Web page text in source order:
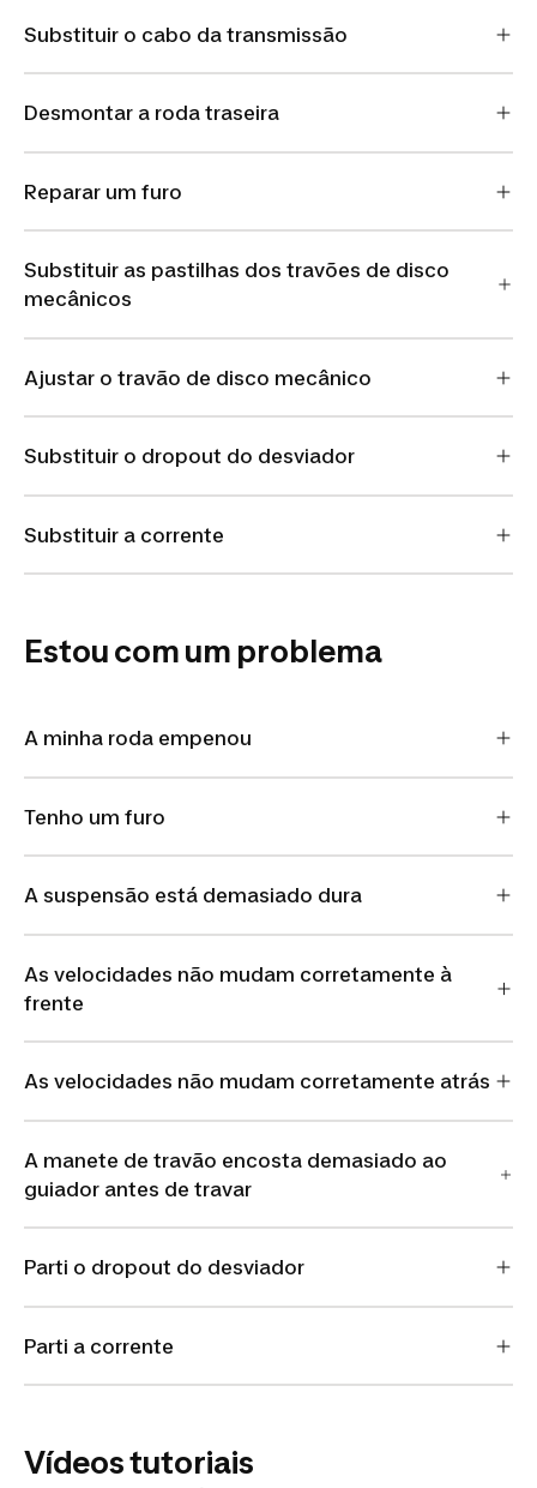
Substituir o cabo da transmissão
Desmontar a roda traseira
Reparar um furo
Substituir as pastilhas dos travões de disco
mecânicos
Ajustar o travão de disco mecânico
Substituir o dropout do desviador
Substituir a corrente
Estou com um problema
A minha roda empenou
Tenho um furo
A suspensão está demasiado dura
As velocidades não mudam corretamente à
frente
As velocidades não mudam corretamente atrás
A manete de travão encosta demasiado ao
guiador antes de travar
Parti o dropout do desviador
Parti a corrente
Vídeos tutoriais